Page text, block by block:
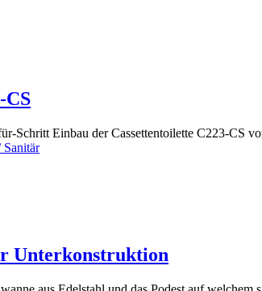
CS
Schritt Einbau der Cassettentoilette C223-CS
Sanitär
Unterkonstruktion